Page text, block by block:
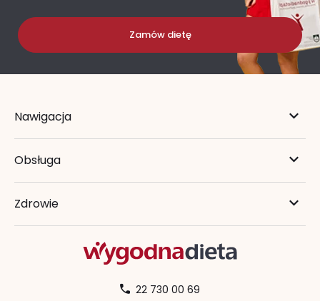
Zamów dietę
Nawigacja
Obsługa
Zdrowie
22 730 00 69